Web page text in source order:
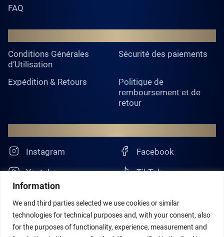
Information
We and third parties selected we use cookies or similar
technologies for technical purposes and, with your consent, also
for the purposes of functionality, experience, measurement and
FAQ
Conditions Générales
d’Utilisation
Sécurité des paiements
Expédition & Retours
Politique de
remboursement et de
retour
Instagram Facebook
Youtube TikTok